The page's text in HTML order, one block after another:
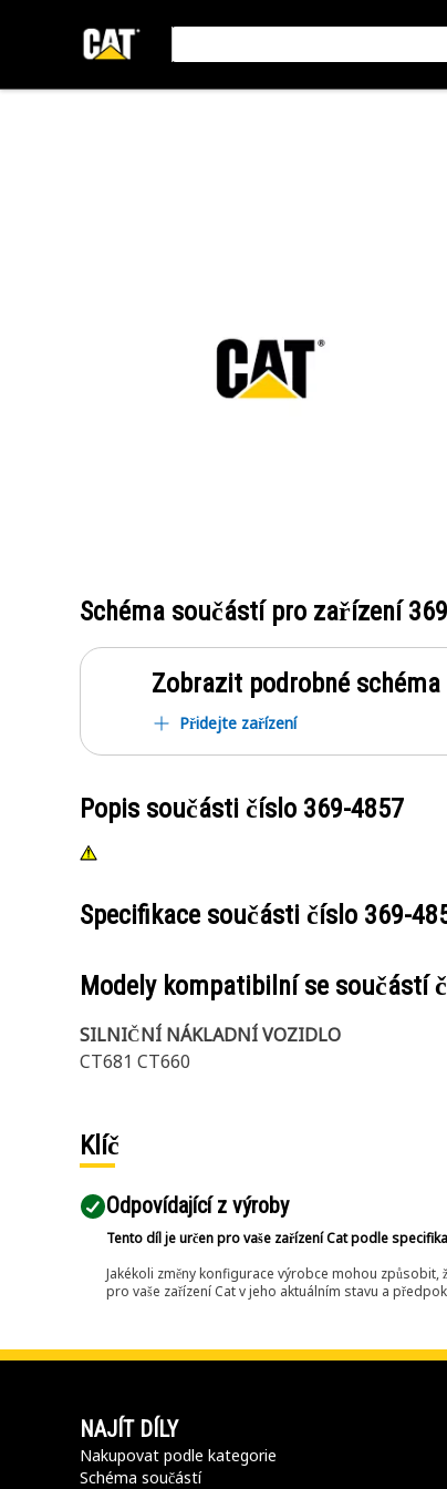
Schéma součástí pro zařízení
Zobrazit podrobné
Přidejte zařízení
Popis součásti číslo 369-4857
Specifikace součásti číslo 369-
Modely kompatibilní se součástí
SILNIČNÍ NÁKLADNÍ VOZIDLO
CT681 CT660
Klíč
Odpovídající z výroby
Tento díl je určen pro vaše zařízení Cat podle
Jakékoli změny konfigurace výrobce mohou
pro vaše zařízení Cat v jeho aktuálním stavu a
NAJÍT DÍLY
Nakupovat podle kategorie
Schéma součástí